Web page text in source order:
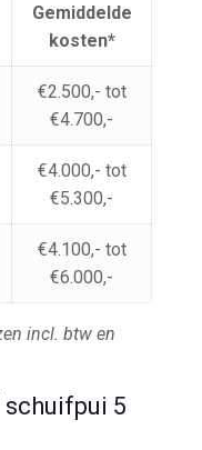
Gemiddelde
kosten*
€2.500,- tot
€4.700,-
€4.000,- tot
€5.300,-
€4.100,- tot
€6.000,-
incl. btw en
5